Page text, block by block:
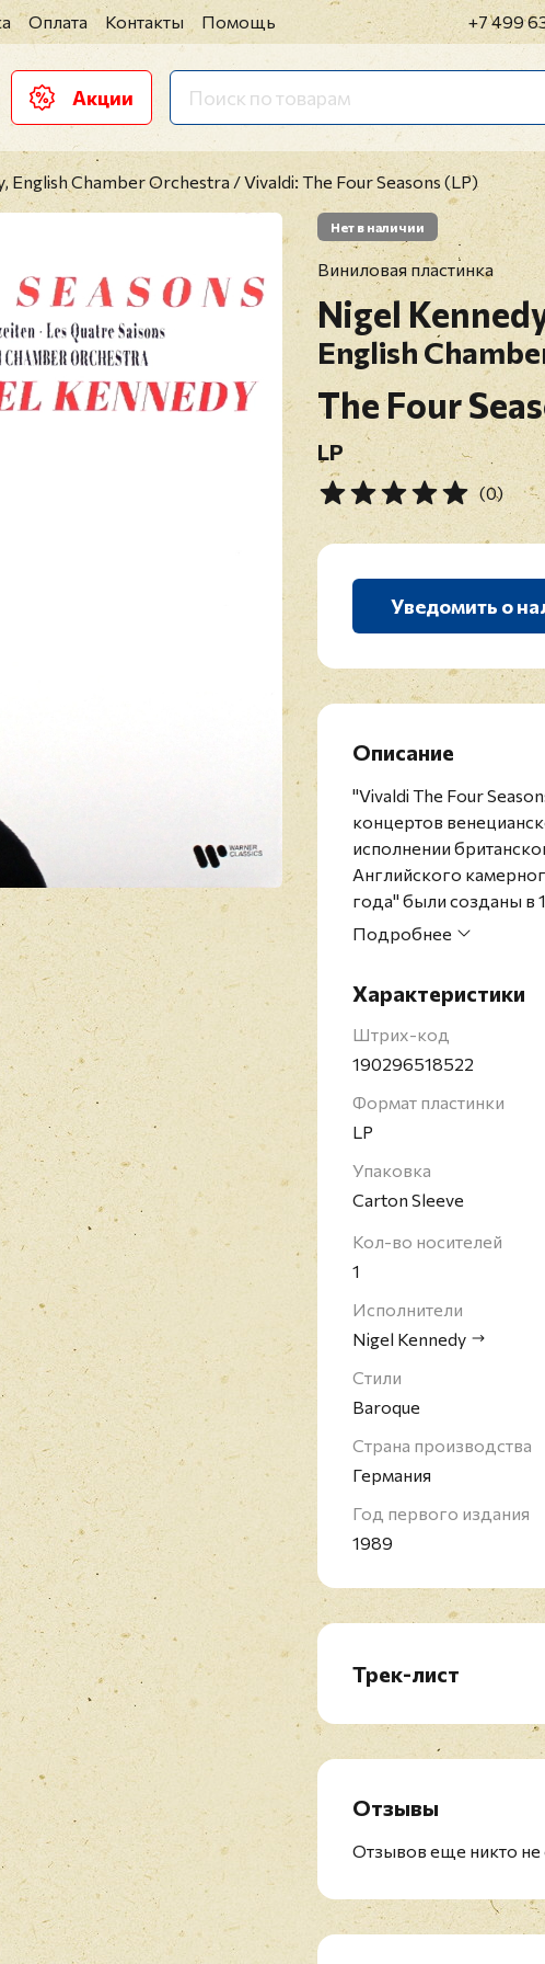
Оплата Контакты Помощь +7 499
Акции
English Chamber Orchestra / Vivaldi: The Four Seasons (LP)
Нет в наличии
Виниловая пластинка
Nigel
English
The Four
LP
(0)
Уведомить о
Описание
"Vivaldi The Four
концертов
исполнении
Английского
года" были созданы в
музыкальных
просто Кеннеди) -
ведущих мировых
скандальную
частности, смешение
выступления с рок-
футбольными
широкого жанрового
EMI, Decca Records,
скрипке Джузеппе
Подробнее
Характеристики
Штрих-код
190296518522
Формат пластинки
LP
Упаковка
Carton Sleeve
Кол-во носителей
1
Исполнители
Nigel Kennedy
Стили
Baroque
Страна производства
Германия
Год первого издания
1989
Трек-лист
A1. I. Allegro
A2. II. Largo
A4. I. Allegro Non Molto
A6. III. Presto
Отзывы
Отзывов еще никто не